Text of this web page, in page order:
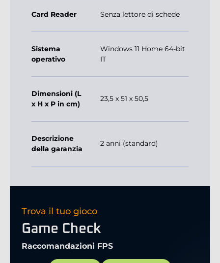
Card Reader Senza lettore di schede
Sistema
operativo
Windows 11 Home 64-bit
IT
Dimensioni (L
x H x P in cm)
23,5 x 51 x 50,5
Descrizione
della garanzia
2 anni (standard)
Trova il tuo gioco
Game Check
Raccomandazioni FPS